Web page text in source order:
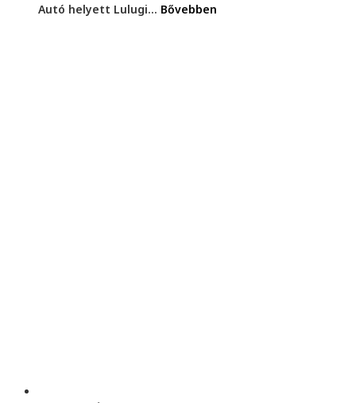
Autó helyett Lulugi... Bővebben